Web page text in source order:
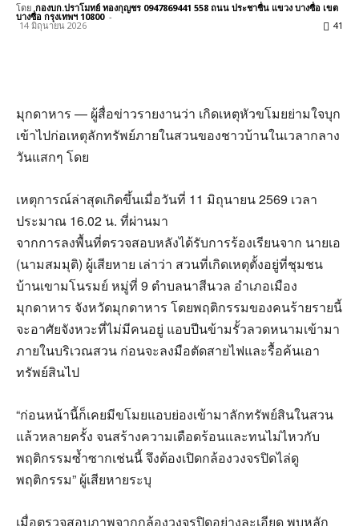
โดย กองบก.ปราโมทย์ ทองกุญชร 0947869441 558 ถนน ประชาชื่น แขวง บางซื่อ เขต
บางซื่อ กรุงเทพฯ 10800 -
14 มิถุนายน 2026 41
มุกดาหาร — ผู้สื่อข่าวรายงานว่า เกิดเหตุหัวขโมยย่ามใจบุก
เข้าไปก่อเหตุลักทรัพย์ภายในสวนของชาวบ้านในเวลากลาง
วันแสกๆ โดย
เหตุการณ์ล่าสุดเกิดขึ้นเมื่อวันที่ 11 มิถุนายน 2569 เวลา
ประมาณ 16.02 น. ที่ผ่านมา
จากการลงพื้นที่ตรวจสอบหลังได้รับการร้องเรียนจาก นายเอ
(นามสมมุติ) ผู้เสียหาย เล่าว่า สวนที่เกิดเหตุตั้งอยู่ที่ชุมชน
บ้านเขามโนรมย์ หมู่ที่ 9 ตำบลนาสีนวล อำเภอเมือง
มุกดาหาร จังหวัดมุกดาหาร โดยพฤติกรรมของคนร้ายรายนี้
จะอาศัยจังหวะที่ไม่มีคนอยู่ แอบปีนข้ามรั้วลวดหนามเข้ามา
ภายในบริเวณสวน ก่อนจะลงมือตัดสายไฟและรื้อค้นเอา
ทรัพย์สินไป
“ก่อนหน้านี้ก็เคยมีขโมยแอบย่องเข้ามาลักทรัพย์สินในสวน
แล้วหลายครั้ง จนสร้างความเดือดร้อนและทนไม่ไหวกับ
พฤติกรรมซ้ำซากเช่นนี้ จึงต้องเปิดกล้องวงจรปิดไล่ดู
พฤติกรรม” ผู้เสียหายระบุ
เมื่อตรวจสอบภาพจากกล้องวงจรปิดอย่างละเอียด พบหลัก